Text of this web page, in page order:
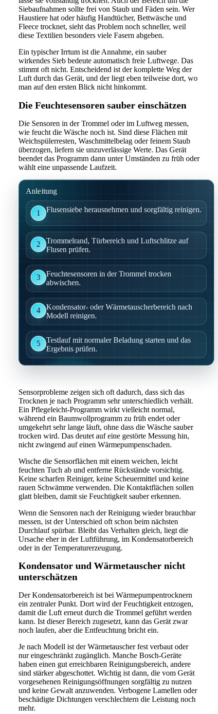
Siebaufnahmen sollte frei von Staub und Fäden sein. Wer
Haustiere hat oder häufig Handtücher, Bettwäsche und
Fleece trocknet, sieht das Problem noch schneller, weil
diese Textilien besonders viele Fasern abgeben.
Ein typischer Irrtum ist die Annahme, ein sauber
wirkendes Sieb bedeute automatisch freie Luftwege. Das
stimmt oft nicht. Entscheidend ist der komplette Weg der
Luft durch das Gerät, und der liegt eben teilweise dort, wo
man auf den ersten Blick nicht hinkommt.
Die Feuchtesensoren sauber einschätzen
Die Sensoren in der Trommel oder im Luftweg messen,
wie feucht die Wäsche noch ist. Sind diese Flächen mit
Weichspülerresten, Waschmittelbelag oder feinem Staub
überzogen, liefern sie unzuverlässige Werte. Das Gerät
beendet das Programm dann unter Umständen zu früh oder
wählt eine unpassende Laufzeit.
Anleitung
1 Flusensiebe herausnehmen und sorgfältig reinigen.
2
Trommelrand, Türbereich und Luftschlitze auf
Flusen prüfen.
3
Feuchtesensoren in der Trommel trocken
abwischen.
4
Kondensator- oder Wärmetauscherbereich nach
Modell reinigen.
5
Testlauf mit normaler Beladung starten und das
Ergebnis prüfen.
Sensorprobleme zeigen sich oft dadurch, dass sich das
Trocknen je nach Programm sehr unterschiedlich verhält.
Ein Pflegeleicht-Programm wirkt vielleicht normal,
während ein Baumwollprogramm zu früh endet oder
umgekehrt sehr lange läuft, ohne dass die Wäsche sauber
trocken wird. Das deutet auf eine gestörte Messung hin,
nicht zwingend auf einen Wärmepumpenschaden.
Wische die Sensorflächen mit einem weichen, leicht
feuchten Tuch ab und entferne Rückstände vorsichtig.
Keine scharfen Reiniger, keine Scheuermittel und keine
rauen Schwämme verwenden. Die Kontaktflächen sollen
glatt bleiben, damit sie Feuchtigkeit sauber erkennen.
Wenn die Sensoren nach der Reinigung wieder brauchbar
messen, ist der Unterschied oft schon beim nächsten
Durchlauf spürbar. Bleibt das Verhalten gleich, liegt die
Ursache eher in der Luftführung, im Kondensatorbereich
oder in der Temperaturerzeugung.
Kondensator und Wärmetauscher nicht
unterschätzen
Der Kondensatorbereich ist bei Wärmepumpentrocknern
ein zentraler Punkt. Dort wird der Feuchtigkeit entzogen,
damit die Luft erneut durch die Trommel geführt werden
kann. Ist dieser Bereich zugesetzt, kann das Gerät zwar
noch laufen, aber die Entfeuchtung bricht ein.
Je nach Modell ist der Wärmetauscher fest verbaut oder
nur eingeschränkt zugänglich. Manche Bosch-Geräte
haben einen gut erreichbaren Reinigungsbereich, andere
sind stärker abgeschottet. Wichtig ist dann, die vom Gerät
vorgesehenen Reinigungsöffnungen sorgfältig zu nutzen
und keine Gewalt anzuwenden. Verbogene Lamellen oder
beschädigte Dichtungen verschlechtern die Leistung noch
mehr.